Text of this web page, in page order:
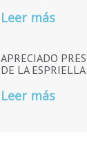
Leer más
APRECIADO
DE LA ESPRIELLA:
Leer más